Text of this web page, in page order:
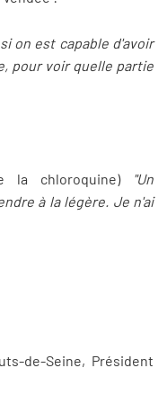
on est capable d'avoir
pour voir quelle partie
la chloroquine)
"Un
à la légère. Je n'ai
de-Seine, Président